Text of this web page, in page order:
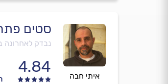
איתי חבה
סטים
נבדק לאחרונה
4.84